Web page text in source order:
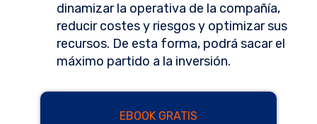
dinamizar la operativa de la compañía,
reducir costes y riesgos y optimizar sus
recursos. De esta forma, podrá sacar el
máximo partido a la inversión.
EBOOK GRATIS